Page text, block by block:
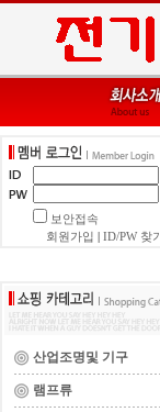
보안접속
회원가입
ID/PW 찾기
산업조명및 기구
램프류